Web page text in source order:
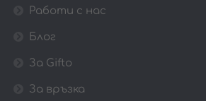
Работи с нас
Блог
За Gifto
За връзка